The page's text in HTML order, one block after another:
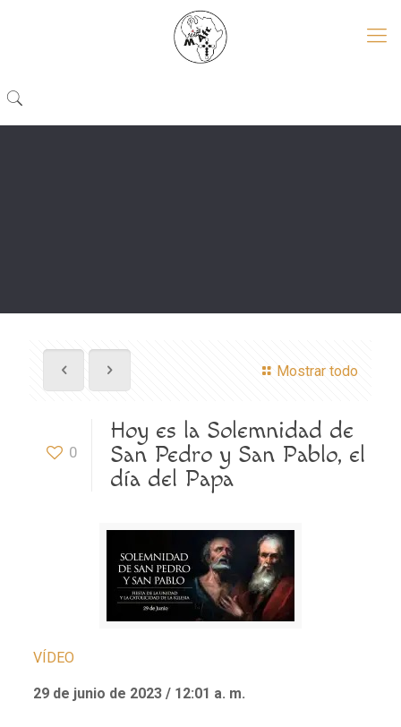
Mostrar todo
0
Hoy es la Solemnidad de
San Pedro y San Pablo, el
día del Papa
VÍDEO
29 de junio de 2023 / 12:01 a. m.